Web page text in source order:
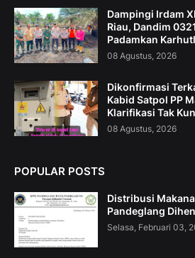
Dampingi Irdam
Riau, Dandim
Padamkan
08 Agustus, 2026
Dikonfirmasi
Kabid Satpol PP
Klarifikasi Tak
08 Agustus, 2026
POPULAR POSTS
Distribusi
Pandeglang
Selasa, Februari 03,